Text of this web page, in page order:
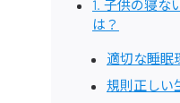
1. 子供の寝な
は？
適切な睡眠
規則正しい